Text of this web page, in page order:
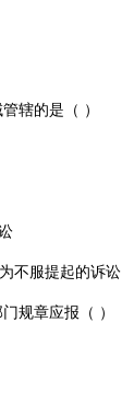
辖的是（ ）
不服提起的诉讼
规章应报（ ）